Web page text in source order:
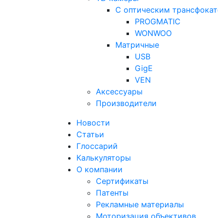
С оптическим
PROGMATIC
WONWOO
Матричные
USB
GigE
VEN
Аксессуары
Производители
Новости
Статьи
Глоссарий
Калькуляторы
О компании
Сертификаты
Патенты
Рекламные материалы
Моторизация объективов